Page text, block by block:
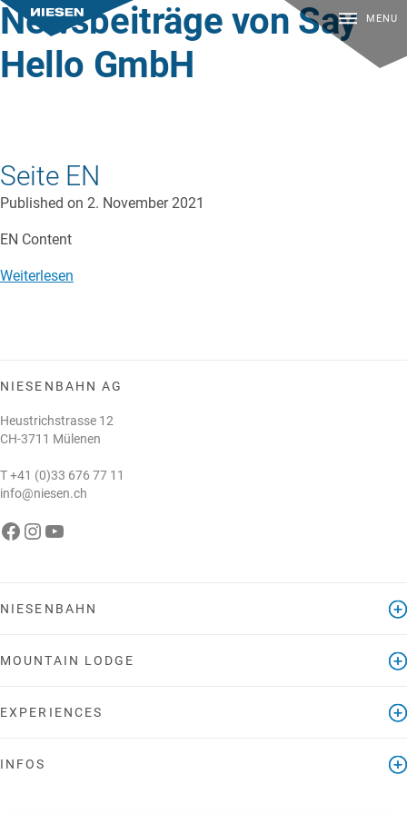
MENU
Newsbeiträge vonSay
Hello GmbH
Seite EN
Published on 2. November 2021
EN Content
Weiterlesen
NIESENBAHN AG
Heustrichstrasse 12
CH-3711 Mülenen
T+41 (0)33 676 77 11
info@niesen.ch
Die Niesenbahn auf Facebook Die Niesenbahn auf Instagram Die Niesenbahn auf YouTube
NIESENBAHN
MOUNTAIN LODGE
EXPERIENCES
INFOS